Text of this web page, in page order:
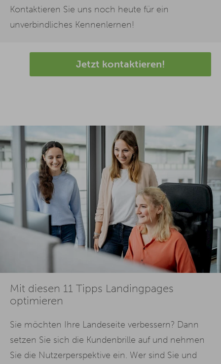
Kontaktieren Sie uns noch heute für ein
unverbindliches Kennenlernen!
Jetzt kontaktieren!
Mit diesen 11 Tipps Landingpages
optimieren
Sie möchten Ihre Landeseite verbessern? Dann
setzen Sie sich die Kundenbrille auf und nehmen
Sie die Nutzerperspektive ein. Wer sind Sie und